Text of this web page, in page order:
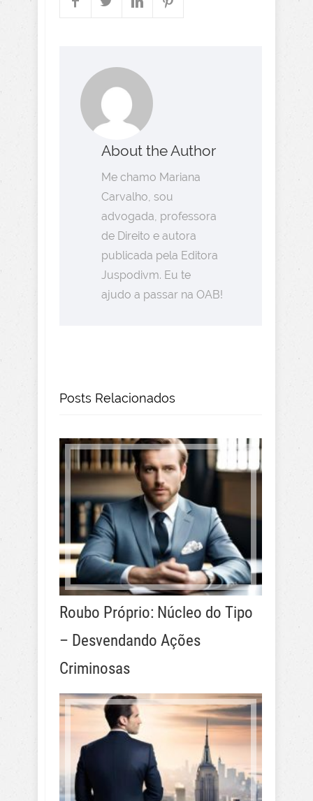
About the Author
Me chamo Mariana
Carvalho, sou
advogada, professora
de Direito e autora
publicada pela Editora
Juspodivm. Eu te
ajudo a passar na OAB!
Posts Relacionados
Roubo Próprio: Núcleo do Tipo
– Desvendando Ações
Criminosas